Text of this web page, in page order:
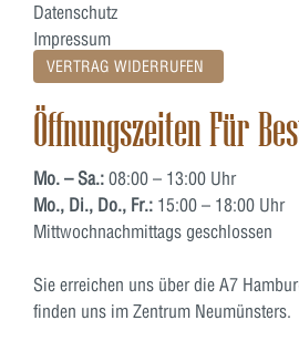
Datenschutz
Impressum
VERTRAG WIDERRUFEN
Öffnungszeiten Für
Mo. – Sa.: 08:00 – 13:00 Uhr
Mo., Di., Do., Fr.: 15:00 – 18:00 Uhr
Mittwochnachmittags geschlossen
Sie erreichen uns über die A7
finden uns im Zentrum Neumünsters.